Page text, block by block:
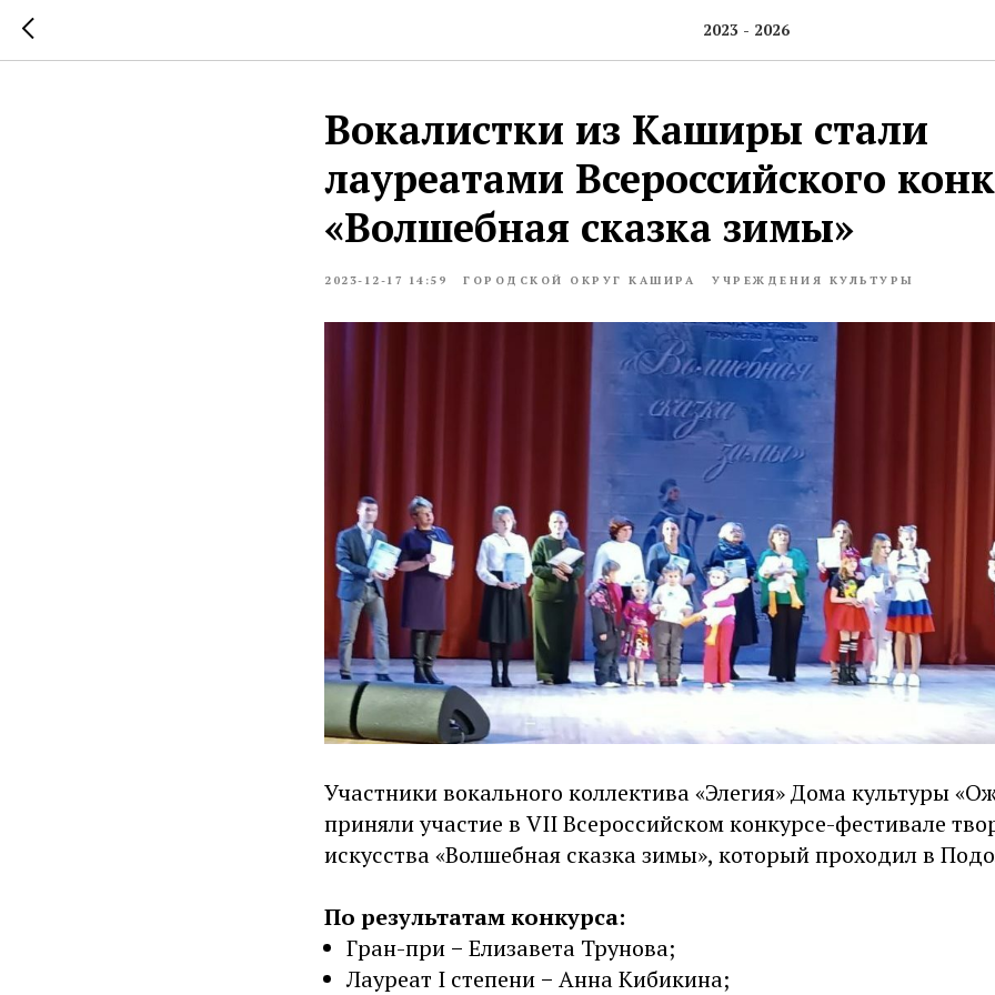
2023 - 2026
Вокалистки из Каширы стали
лауреатами Всероссийского
«Волшебная сказка зимы»
2023-12-17 14:59 ГОРОДСКОЙ ОКРУГ КАШИРА УЧРЕЖДЕНИЯ КУЛЬТУРЫ
Участники вокального коллектива «Элегия» Дома культуры
приняли участие в VII Всероссийском конкурсе-фестивале
искусства «Волшебная сказка зимы», который проходил в
По результатам конкурса:
Гран-при − Елизавета Трунова;
Лауреат I степени − Анна Кибикина;